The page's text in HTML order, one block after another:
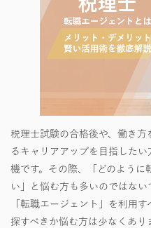
税理士試験の合格後や、働き方
るキャリアアップを目指した
機です。その際、「どのように
い」と悩む方も多いのではない
「転職エージェント」を利用
探すべきか悩む方は少なくあ